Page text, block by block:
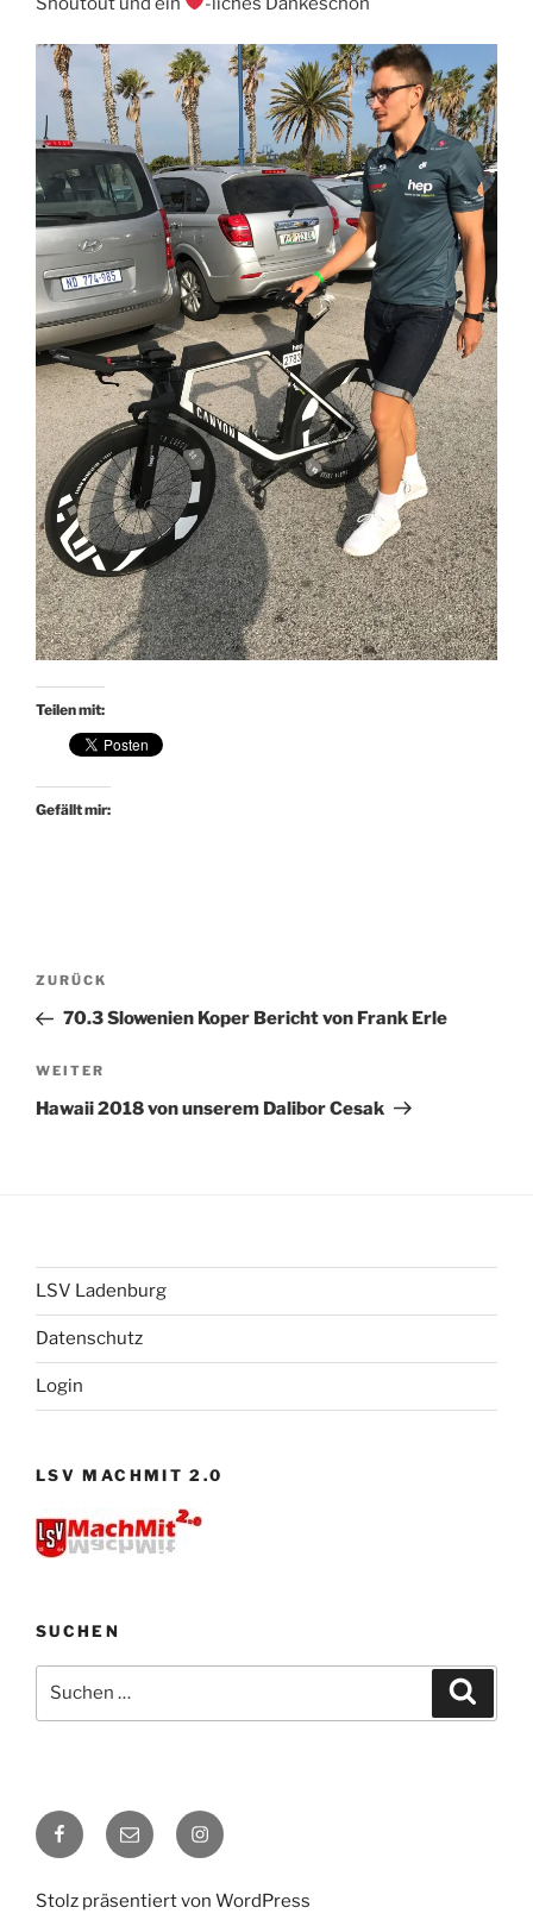
Teilen mit:
Gefällt mir:
Beitragsnavigation
Vorheriger
Beitrag
ZURÜCK
70.3 Slowenien Koper Bericht von Frank Erle
Nächster
Beitrag
WEITER
Hawaii 2018 von unserem Dalibor Cesak
LSV Ladenburg
Datenschutz
Login
LSV MACHMIT 2.0
SUCHEN
nach:
Facebook
E-
Mail
Instagram
Stolz präsentiert von WordPress